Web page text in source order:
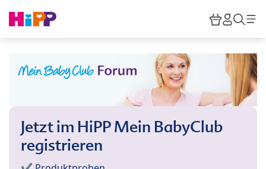
HiPP
Jetzt im HiPP Mein BabyClub
registrieren